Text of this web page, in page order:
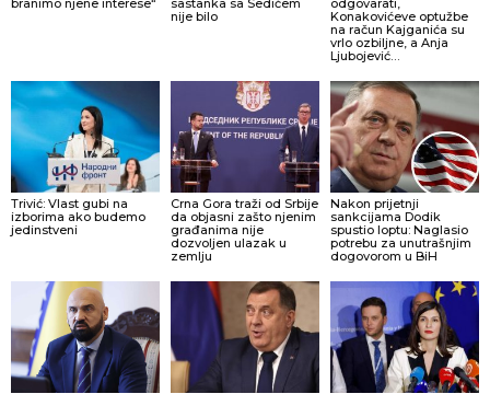
branimo njene interese“
sastanka sa Sedićem
nije bilo
odgovarati,
Konakovićeve optužbe
na račun Kajganića su
vrlo ozbiljne, a Anja
Ljubojević…
Trivić: Vlast gubi na
izborima ako budemo
jedinstveni
Crna Gora traži od Srbije
da objasni zašto njenim
građanima nije
dozvoljen ulazak u
zemlju
Nakon prijetnji
sankcijama Dodik
spustio loptu: Naglasio
potrebu za unutrašnjim
dogovorom u BiH